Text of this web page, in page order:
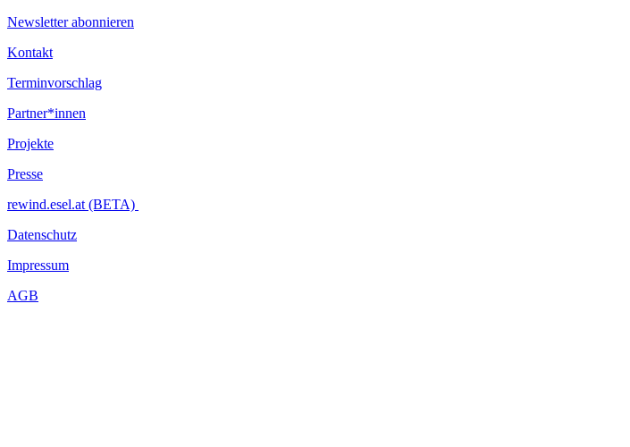
Newsletter abonnieren
Kontakt
Terminvorschlag
Partner*innen
Projekte
Presse
rewind.esel.at (BETA)
Datenschutz
Impressum
AGB